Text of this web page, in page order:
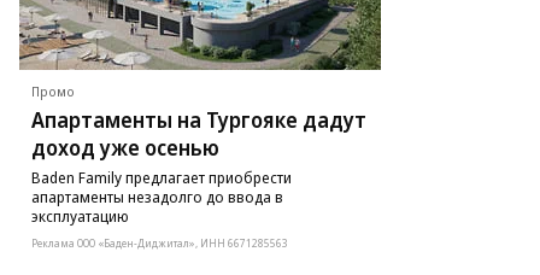
Промо
Апартаменты на Тургояке дадут
доход уже осенью
Baden Family предлагает приобрести
апартаменты незадолго до ввода в
эксплуатацию
Реклама ООО «Баден-Диджитал», ИНН 6671285563